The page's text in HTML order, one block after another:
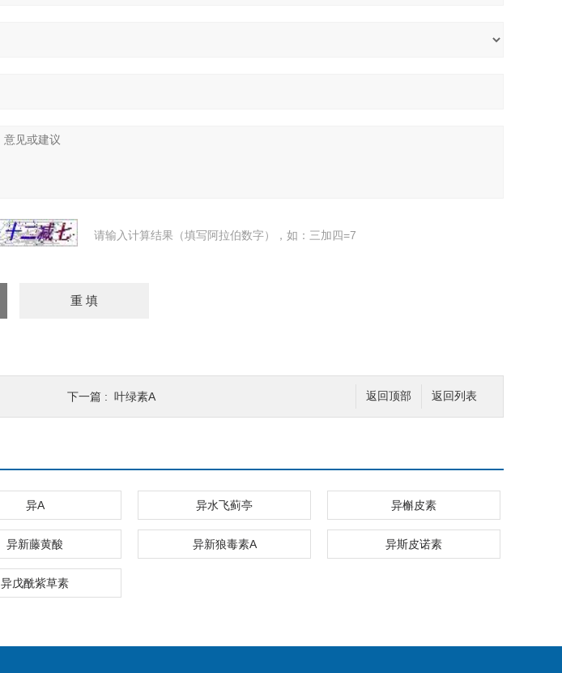
请输入计算结果（填写阿拉伯数字），如：三加四=7
返回列表
返回顶部
下一篇 : 叶绿素A
异A 异水飞蓟亭 异槲皮素
异新藤黄酸 异新狼毒素A 异斯皮诺素
异戊酰紫草素